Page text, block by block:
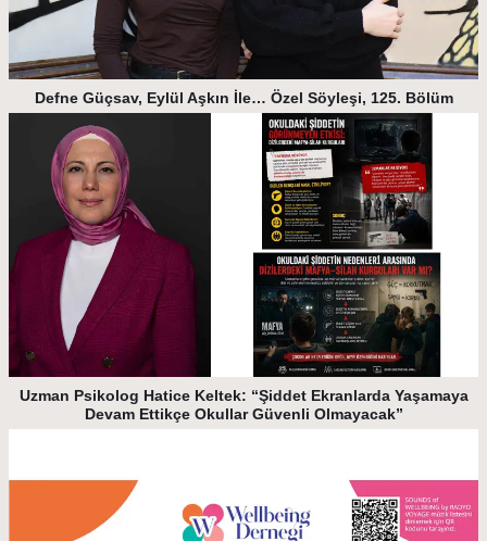
Defne Güçsav, Eylül Aşkın İle… Özel Söyleşi, 125. Bölüm
Uzman Psikolog Hatice Keltek: “Şiddet Ekranlarda Yaşamaya
Devam Ettikçe Okullar Güvenli Olmayacak”